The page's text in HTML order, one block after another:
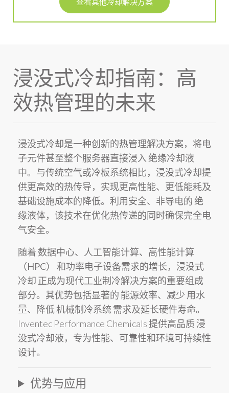
浸没式冷却指南：高
效热管理的未来
浸没式冷却是一种创新的热管理解决方案，将电
子元件甚至整个服务器直接浸入绝缘冷却液
中。与传统空气或冷板系统相比，浸没式冷却提
供更高效的热传导，实现更高性能、更低能耗及
基础设施成本的降低。利用安全、非导电的绝
缘液体，该技术在优化热传递的同时确保完全电
气安全。
随着 数据中心、 人工智能计算、 高性能计算
（HPC）
和功率电子设备需求的增长， 浸没式
冷却 正成为现代工业制冷解决方案的重要组成
部分。其优势包括显著的 能源效率、减少 用水
量、降低机械制冷系统需求及延长硬件寿命。
Inventec Performance Chemicals 提供高品质 浸
没式冷却液，专为性能、可靠性和环境可持续性
设计。
优势与应用